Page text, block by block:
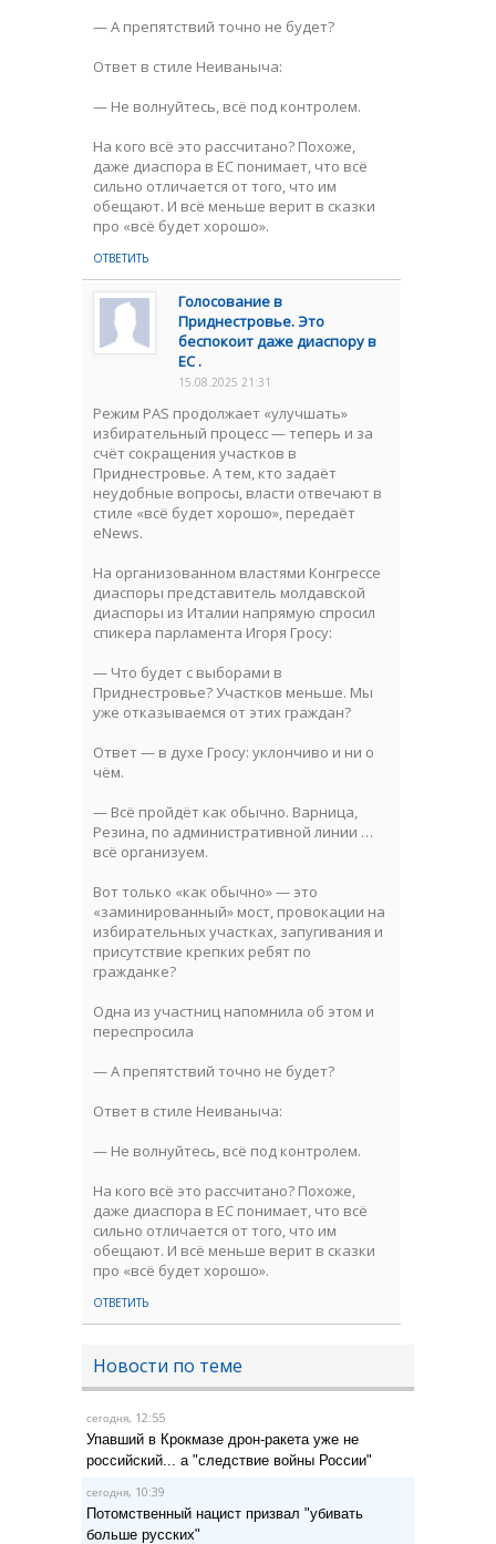
— А препятствий точно не будет?
Ответ в стиле Неиваныча:
— Не волнуйтесь, всё под контролем.
На кого всё это рассчитано? Похоже,
даже диаспора в ЕС понимает, что всё
сильно отличается от того, что им
обещают. И всё меньше верит в сказки
про «всё будет хорошо».
ОТВЕТИТЬ
Голосование в
Приднестровье. Это
беспокоит даже диаспору в
ЕС .
15.08.2025 21:31
Режим PAS продолжает «улучшать»
избирательный процесс — теперь и за
счёт сокращения участков в
Приднестровье. А тем, кто задаёт
неудобные вопросы, власти отвечают в
стиле «всё будет хорошо», передаёт
eNews.
На организованном властями Конгрессе
диаспоры представитель молдавской
диаспоры из Италии напрямую спросил
спикера парламента Игоря Гросу:
— Что будет с выборами в
Приднестровье? Участков меньше. Мы
уже отказываемся от этих граждан?
Ответ — в духе Гросу: уклончиво и ни о
чём.
— Всё пройдёт как обычно. Варница,
Резина, по административной линии …
всё организуем.
Вот только «как обычно» — это
«заминированный» мост, провокации на
избирательных участках, запугивания и
присутствие крепких ребят по
гражданке?
Одна из участниц напомнила об этом и
переспросила
— А препятствий точно не будет?
Ответ в стиле Неиваныча:
— Не волнуйтесь, всё под контролем.
На кого всё это рассчитано? Похоже,
даже диаспора в ЕС понимает, что всё
сильно отличается от того, что им
обещают. И всё меньше верит в сказки
про «всё будет хорошо».
ОТВЕТИТЬ
Новости по теме
сегодня, 12:55
Упавший в Крокмазе дрон-ракета уже не
российский... а "следствие войны России"
сегодня, 10:39
Потомственный нацист призвал "убивать
больше русских"